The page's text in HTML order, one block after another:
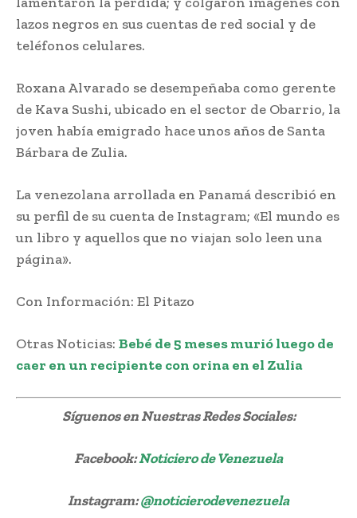
lazos negros en sus cuentas de red social y de
teléfonos celulares.
Roxana Alvarado se desempeñaba como gerente
de Kava Sushi, ubicado en el sector de Obarrio, la
joven había emigrado hace unos años de Santa
Bárbara de Zulia.
La venezolana arrollada en Panamá describió en
su perfil de su cuenta de Instagram; «El mundo es
un libro y aquellos que no viajan solo leen una
página».
Con Información: El Pitazo
Otras Noticias: Bebé de 5 meses murió luego de
caer en un recipiente con orina en el Zulia
Síguenosen Nuestras Redes Sociales:
Facebook:Noticiero de Venezuela
Instagram:@noticierodevenezuela